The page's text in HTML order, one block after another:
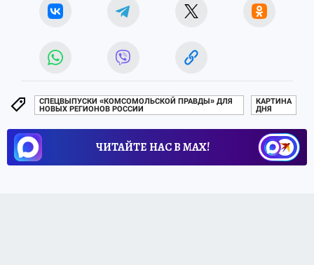
СПЕЦВЫПУСКИ «КОМСОМОЛЬСКОЙ ПРАВДЫ» ДЛЯ
НОВЫХ РЕГИОНОВ РОССИИ
КАРТИНА
ДНЯ
ЧИТАЙТЕ НАС В МАХ!